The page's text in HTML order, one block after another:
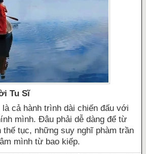
Tu Sĩ
cả hành trình dài chiến đấu với
mình. Đâu phải dễ dàng để từ
thế tục, những suy nghĩ phàm trần
mình từ bao kiếp.